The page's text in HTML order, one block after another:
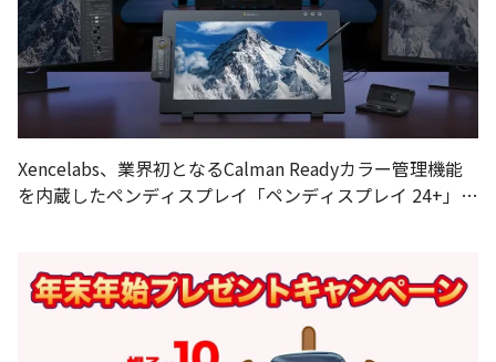
Xencelabs、業界初となるCalman Readyカラー管理機能
を内蔵したペンディスプレイ「ペンディスプレイ 24+」を